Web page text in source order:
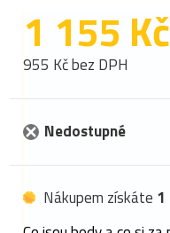
1 155 Kč
955 Kč bez DPH
Nedostupné
Nákupem získáte 1